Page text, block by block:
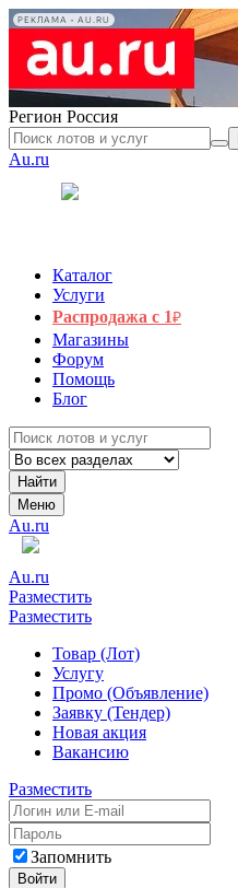
РЕКЛАМА • AU.RU
Регион Россия
Au.ru
Каталог
Услуги
Распродажа с 1₽
Магазины
Форум
Помощь
Блог
Найти
Меню
Au.ru
Au.ru
Разместить
Разместить
Товар (Лот)
Услугу
Промо (Объявление)
Заявку (Тендер)
Новая акция
Вакансию
Разместить
Запомнить
Войти